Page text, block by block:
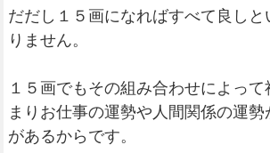
だだし１５画になればすべて良しと
りません。
１５画でもその組み合わせによっ
まりお仕事の運勢や人間関係の運
があるからです。